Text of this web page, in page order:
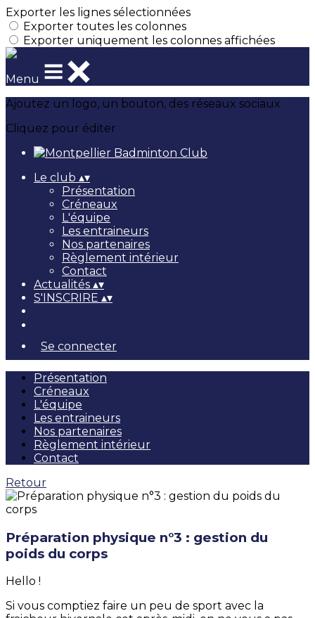
Exporter les lignes sélectionnées
Exporter toutes les colonnes
Exporter uniquement les colonnes affichées
Menu
Ajoutez un logo, un bouton, des réseaux sociaux
Cliquez pour éditer
Le club ▴▾
Présentation
Créneaux
L'équipe
Les entraineurs
Nos partenaires
Règlement intérieur
Contact
Actualités ▴▾
S'INSCRIRE ▴▾
Se connecter
Présentation
Créneaux
L'équipe
Les entraineurs
Nos partenaires
Règlement intérieur
Contact
Retour
Préparation physique n°3 : gestion du
poids du corps
Hello !
Si vous comptiez faire un peu de sport avec la